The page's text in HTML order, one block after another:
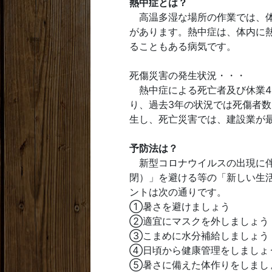
熱中症とは？
高温多湿な場所の作業では、
があります。熱中症は、体内に
ることもある病気です。
死傷災害の発生状況・・・
熱中症による死亡者及び休業
り、過去3年の状況では死傷者
生し、死亡災害では、建設業が
予防法は？
新型コロナウイルスの出現に
閉）」を避ける等の「新しい生
ントは次の通りです。
①暑さを避けましょう
②適宜にマスクを外しましょう
③こまめに水分補給しましょう
④日頃から健康管理をしましょ
⑤暑さに備えた体作りをしまし